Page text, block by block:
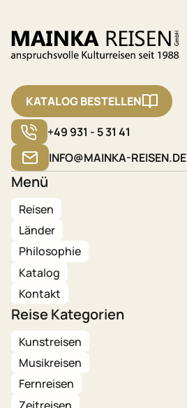
KATALOG BESTELLEN
+49 931 - 5 31 41
INFO@MAINKA-REISEN.DE
Menü
Reisen
Länder
Philosophie
Katalog
Kontakt
Reise Kategorien
Kunstreisen
Musikreisen
Fernreisen